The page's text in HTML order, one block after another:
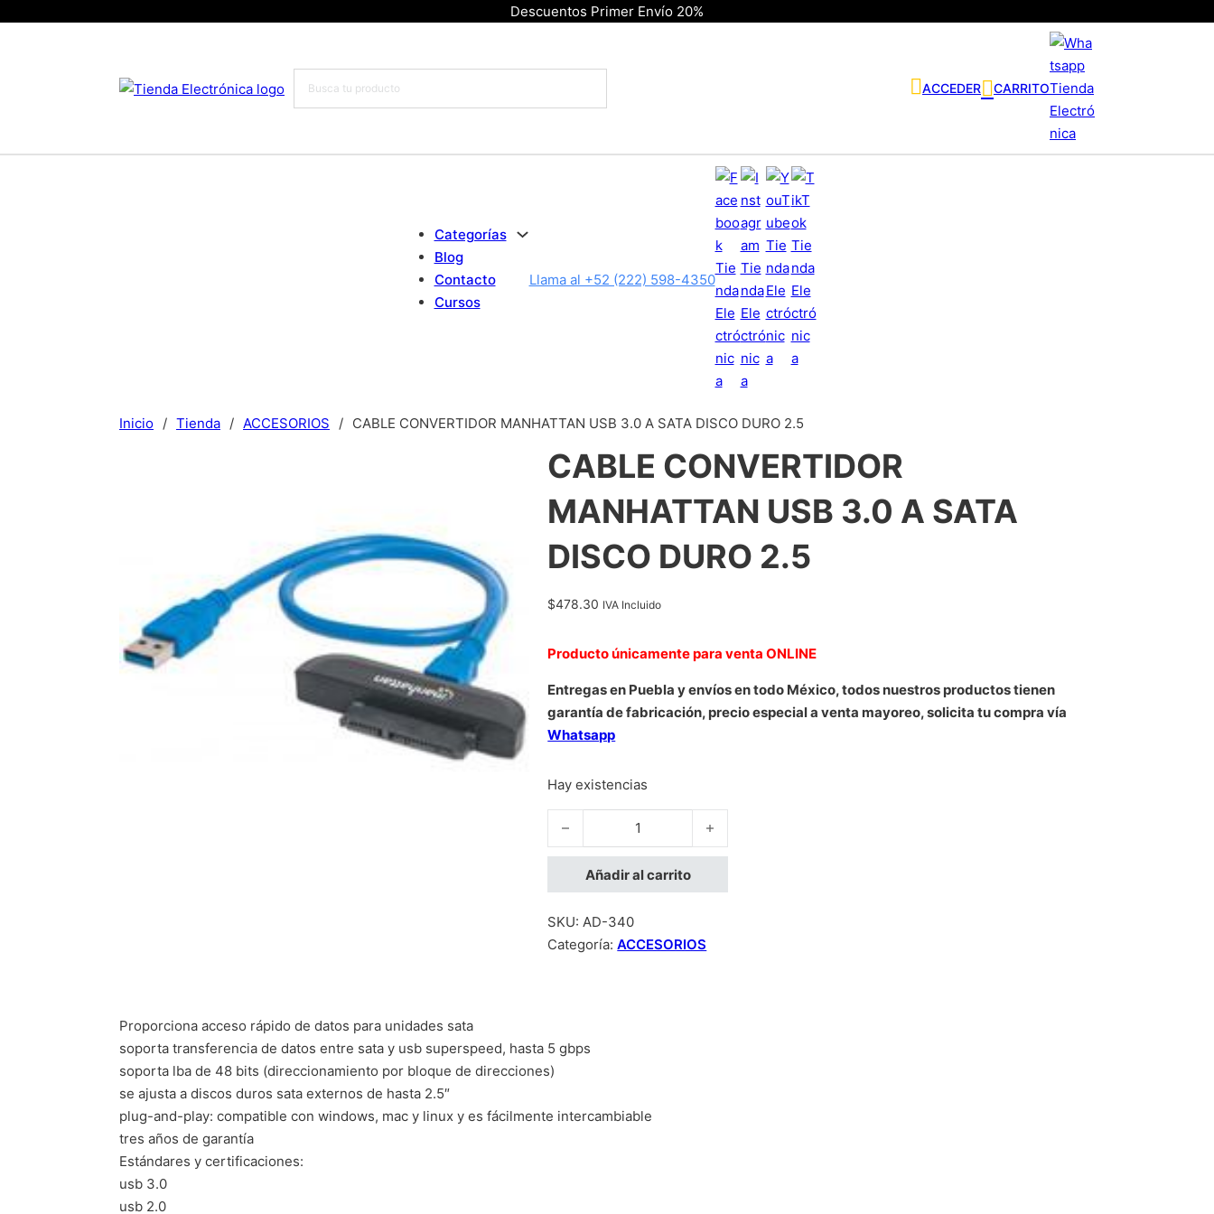
Descuentos Primer Envío 20%
ACCEDER CARRITO
Categorías
Blog
Contacto
Cursos
Llama al +52 (222) 598-4350
Inicio / Tienda / ACCESORIOS / CABLE CONVERTIDOR MANHATTAN USB 3.0 A SATA DISCO DURO 2.5
CABLE CONVERTIDOR
MANHATTAN USB 3.0 A SATA
DISCO DURO 2.5
$478.30 IVA Incluido
Producto únicamente para venta ONLINE
Entregas en Puebla y envíos en todo México, todos nuestros productos tienen
garantía de fabricación, precio especial a venta mayoreo, solicita tu compra vía
Whatsapp
Hay existencias
CABLE CONVERTIDOR MANHATTAN USB 3.0 A SATA DISCO DURO 2.5 cantidad
Añadir al carrito
SKU:AD-340
Categoría:ACCESORIOS
Proporciona acceso rápido de datos para unidades sata
soporta transferencia de datos entre sata y usb superspeed, hasta 5 gbps
soporta lba de 48 bits (direccionamiento por bloque de direcciones)
se ajusta a discos duros sata externos de hasta 2.5″
plug-and-play: compatible con windows, mac y linux y es fácilmente intercambiable
tres años de garantía
Estándares y certificaciones:
usb 3.0
usb 2.0